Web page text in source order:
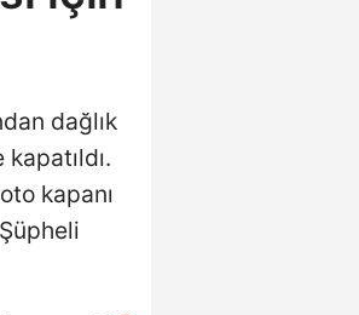
dağlık
kapanı